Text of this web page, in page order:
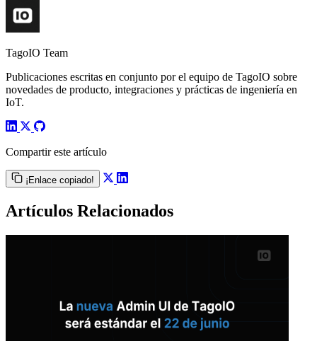
TagoIO Team
Publicaciones escritas en conjunto por el equipo de TagoIO sobre
novedades de producto, integraciones y prácticas de ingeniería en
IoT.
Compartir este artículo
¡Enlace copiado!
Artículos Relacionados